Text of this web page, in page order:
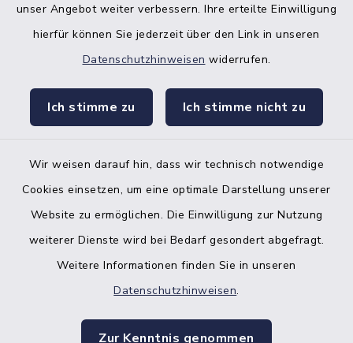
unser Angebot weiter verbessern. Ihre erteilte Einwilligung
hierfür können Sie jederzeit über den Link in unseren
Datenschutzhinweisen widerrufen.
Ich stimme zu Ich stimme nicht zu
Wir weisen darauf hin, dass wir technisch notwendige
Cookies einsetzen, um eine optimale Darstellung unserer
Website zu ermöglichen. Die Einwilligung zur Nutzung
weiterer Dienste wird bei Bedarf gesondert abgefragt.
Weitere Informationen finden Sie in unseren
Datenschutzhinweisen.
Zur Kenntnis genommen
facebook
Bankverbindung der Amtskasse
Barrierefreiheit